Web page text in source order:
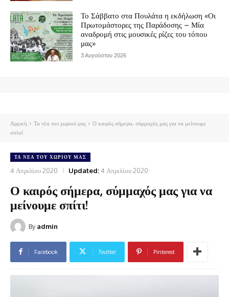
Το Σάββατο στα Πουλάτα η εκδήλωση «Οι
Πρωτομάστορες της Παράδοσης – Μία
αναδρομή στις μουσικές ρίζες του τόπου
μας»
3 Αυγούστου 2026